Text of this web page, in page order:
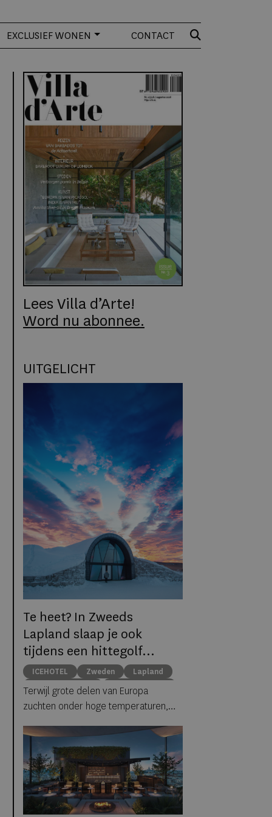
EXCLUSIEF WONEN CONTACT
Lees Villa d’Arte!
Word nu abonnee.
UITGELICHT
Te heet? In Zweeds
Lapland slaap je ook
tijdens een hittegolf
gewoon tussen ijs en
sneeuw
ICEHOTEL Zweden
Lapland
middernachtzon
summer travel
Arctische reizen
Terwijl grote delen van Europa
zuchten onder hoge temperaturen,
Jukkasjärvi een verrassend
alternatief. Dankzij
ICEHOTEL 365blijft
het iconische ijshotel het hele jaar
geopend, waardoor gasten zelfs
midden in de zomer kunnen
overnachten in met de hand uit ijs